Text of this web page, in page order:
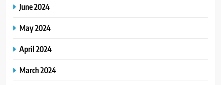
June 2024
May 2024
April 2024
March 2024